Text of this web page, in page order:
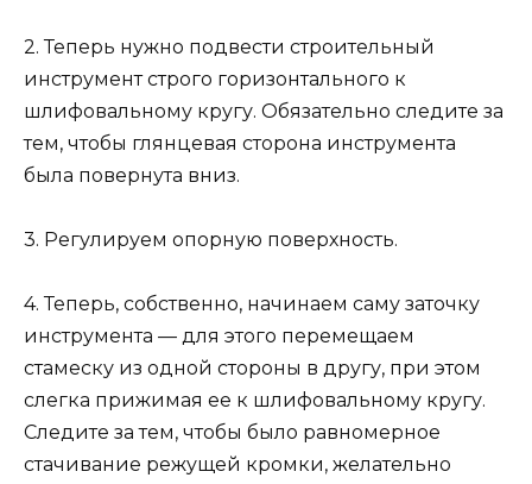
2. Теперь нужно подвести строительный
инструмент строго горизонтального к
шлифовальному кругу. Обязательно следите за
тем, чтобы глянцевая сторона инструмента
была повернута вниз.
3. Регулируем опорную поверхность.
4. Теперь, собственно, начинаем саму заточку
инструмента — для этого перемещаем
стамеску из одной стороны в другу, при этом
слегка прижимая ее к шлифовальному кругу.
Следите за тем, чтобы было равномерное
стачивание режущей кромки, желательно